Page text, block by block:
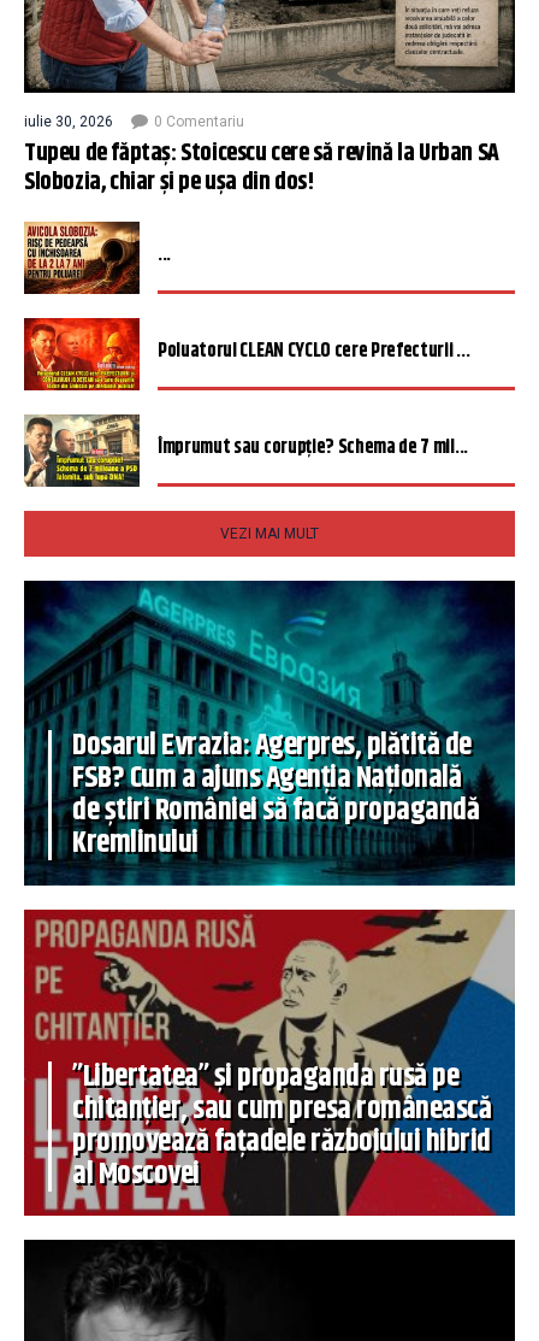
iulie 30, 2026 0 Comentariu
Tupeu de făptaș: Stoicescu cere să revină la Urban SA
Slobozia, chiar și pe ușa din dos!
...
Poluatorul CLEAN CYCLO cere Prefecturii ...
Împrumut sau corupție? Schema de 7 mil...
VEZI MAI MULT
Dosarul Evrazia: Agerpres, plătită de
FSB? Cum a ajuns Agenția Națională
de știri României să facă propagandă
Kremlinului
”Libertatea” și propaganda rusă pe
chitanțier, sau cum presa românească
promovează fațadele războiului hibrid
al Moscovei